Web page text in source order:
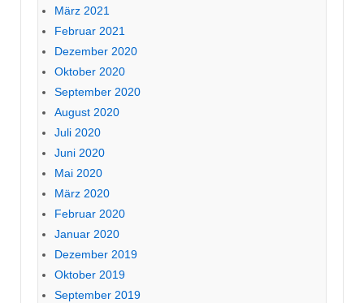
März 2021
Februar 2021
Dezember 2020
Oktober 2020
September 2020
August 2020
Juli 2020
Juni 2020
Mai 2020
März 2020
Februar 2020
Januar 2020
Dezember 2019
Oktober 2019
September 2019